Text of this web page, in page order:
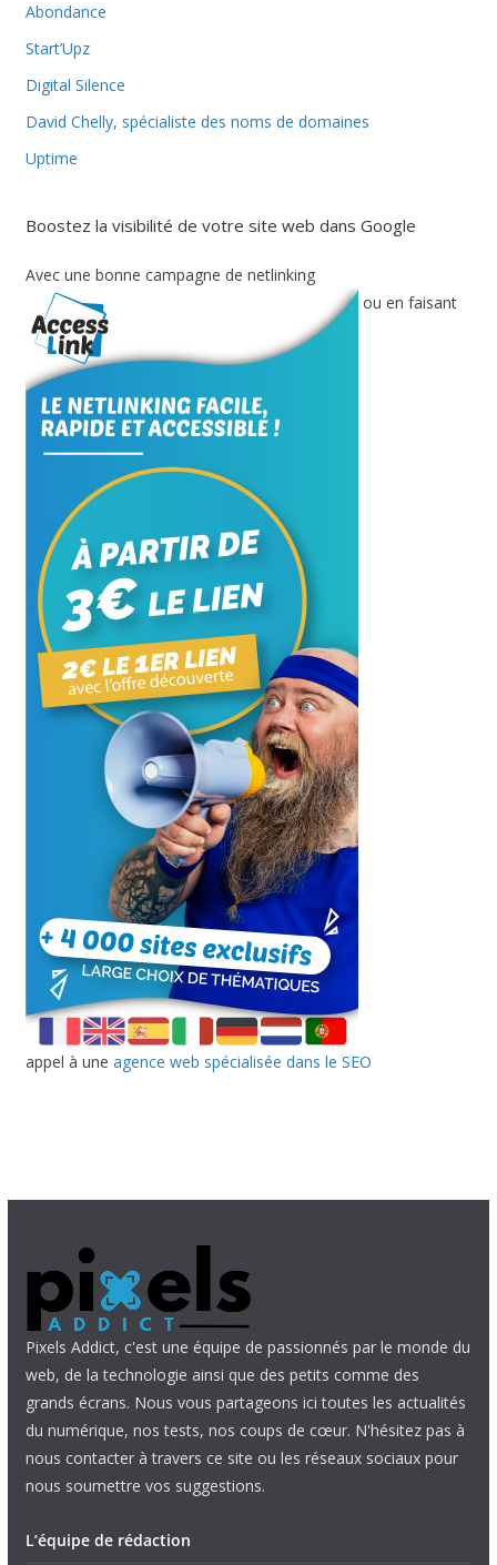
Abondance
Start’Upz
Digital Silence
David Chelly, spécialiste des noms de domaines
Uptime
Boostez la visibilité de votre site web dans Google
Avec une bonne campagne de netlinking
ou en faisant
appel à une agence web spécialisée dans le SEO
Pixels Addict, c'est une équipe de passionnés par le monde du
web, de la technologie ainsi que des petits comme des
grands écrans. Nous vous partageons ici toutes les actualités
du numérique, nos tests, nos coups de cœur. N'hésitez pas à
nous contacter à travers ce site ou les réseaux sociaux pour
nous soumettre vos suggestions.
L’équipe de rédaction